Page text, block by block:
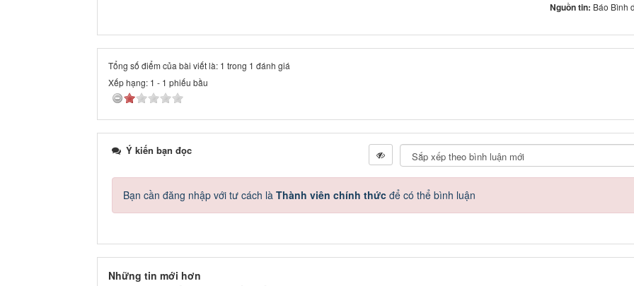
Nguồn tin: Báo Bình
Tổng số điểm của bài viết là: 1 trong 1 đánh giá
Xếp hạng: 1 - 1 phiếu bầu
Ý kiến bạn đọc
Bạn cần đăng nhập với tư cách là Thành viên chính thức để có thể bình luận
Những tin mới hơn